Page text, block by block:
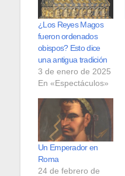
¿Los Reyes Magos
fueron ordenados
obispos? Esto dice
una antigua tradición
3 de enero de 2025
En «Espectáculos»
Un Emperador en
Roma
24 de febrero de